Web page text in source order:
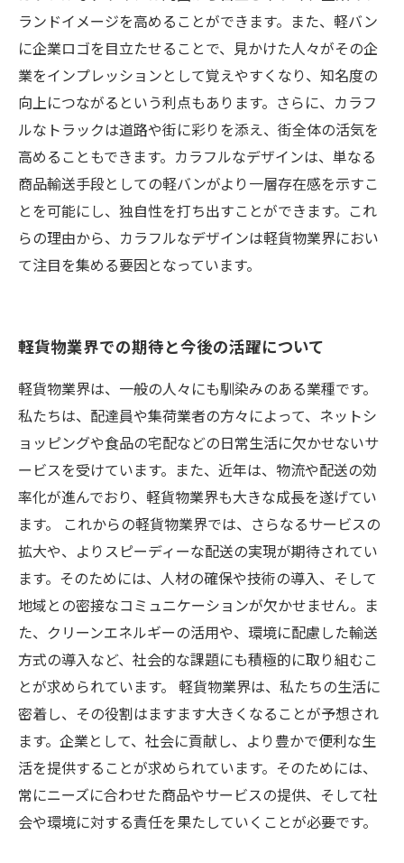
ランドイメージを高めることができます。また、軽バン
に企業ロゴを目立たせることで、見かけた人々がその企
業をインプレッションとして覚えやすくなり、知名度の
向上につながるという利点もあります。さらに、カラフ
ルなトラックは道路や街に彩りを添え、街全体の活気を
高めることもできます。カラフルなデザインは、単なる
商品輸送手段としての軽バンがより一層存在感を示すこ
とを可能にし、独自性を打ち出すことができます。これ
らの理由から、カラフルなデザインは軽貨物業界におい
て注目を集める要因となっています。
軽貨物業界での期待と今後の活躍について
軽貨物業界は、一般の人々にも馴染みのある業種です。
私たちは、配達員や集荷業者の方々によって、ネットシ
ョッピングや食品の宅配などの日常生活に欠かせないサ
ービスを受けています。また、近年は、物流や配送の効
率化が進んでおり、軽貨物業界も大きな成長を遂げてい
ます。 これからの軽貨物業界では、さらなるサービスの
拡大や、よりスピーディーな配送の実現が期待されてい
ます。そのためには、人材の確保や技術の導入、そして
地域との密接なコミュニケーションが欠かせません。ま
た、クリーンエネルギーの活用や、環境に配慮した輸送
方式の導入など、社会的な課題にも積極的に取り組むこ
とが求められています。 軽貨物業界は、私たちの生活に
密着し、その役割はますます大きくなることが予想され
ます。企業として、社会に貢献し、より豊かで便利な生
活を提供することが求められています。そのためには、
常にニーズに合わせた商品やサービスの提供、そして社
会や環境に対する責任を果たしていくことが必要です。